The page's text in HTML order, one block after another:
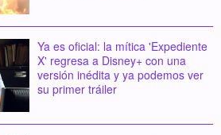
Ya es oficial: la mítica 'Expediente
X' regresa a Disney+ con una
versión inédita y ya podemos ver
su primer tráiler